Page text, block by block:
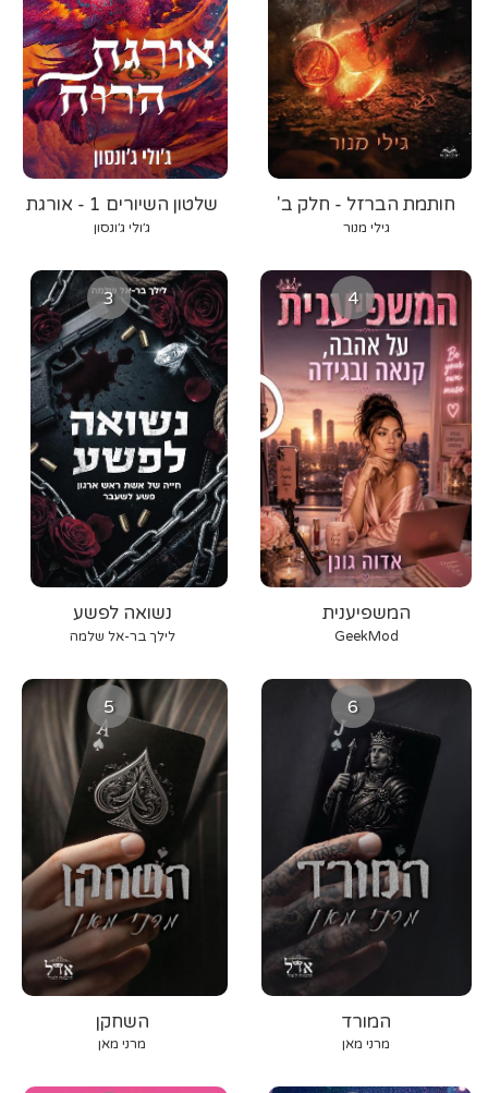
שלטון השיורים 1 - אורגת
הרוח
ג׳ולי ג׳ונסון
חותמת הברזל - חלק ב'
גילי מנור
3
נשואה לפשע
לילך בר-אל שלמה
4
המשפיענית
GeekMod
5
השחקן
מרני מאן
6
המורד
מרני מאן